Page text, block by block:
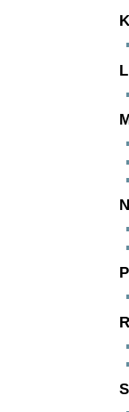
K
L
N
P
R
S